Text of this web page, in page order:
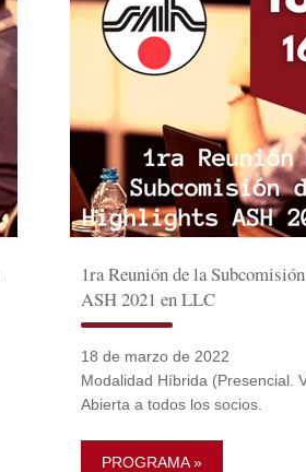
1ra Reunión de la
ASH 2021 en LLC
18 de marzo de 2022
Modalidad Híbrida (Presencial.
Abierta a todos los socios.
PROGRAMA »